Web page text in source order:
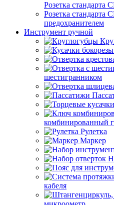
Розетка стандарта
Розетка стандарта
предохранителем
Инструмент ручной
шестигранником
комбинированный
Рулетка
Маркер
кабеля